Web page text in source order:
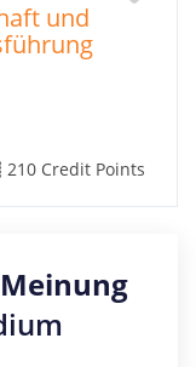
und
210 Credit Points